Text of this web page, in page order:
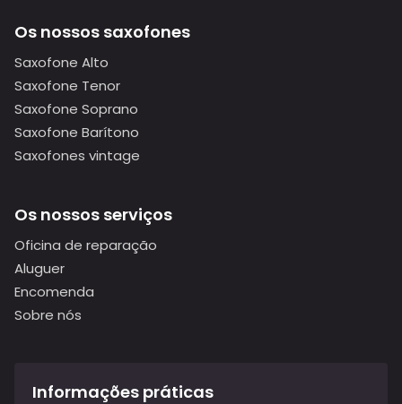
Os nossos saxofones
Saxofone Alto
Saxofone Tenor
Saxofone Soprano
Saxofone Barítono
Saxofones vintage
Os nossos serviços
Oficina de reparação
Aluguer
Encomenda
Sobre nós
Informações práticas